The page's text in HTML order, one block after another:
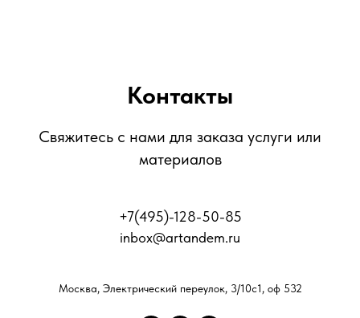
Контакты
Свяжитесь с нами для заказа услуги или
материалов
+7(495)-128-50-85
inbox@artandem.ru
Москва, Электрический переулок, 3/10с1, оф 532